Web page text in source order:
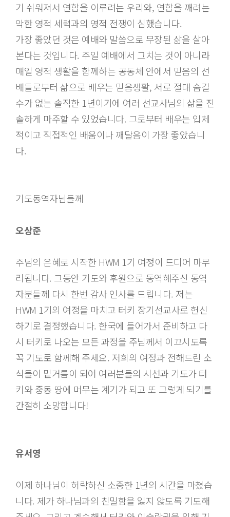
기 쉬워져서 연합을 이루려는 우리와, 연합을 깨려는
악한 영적 세력과의 영적 전쟁이 심했습니다.
가장 좋았던 것은 예배와 말씀으로 무장된 삶을 살아
본다는 것입니다. 주일 예배에서 그치는 것이 아니라
매일 영적 생활을 함께하는 공동체 안에서 믿음의 선
배들로부터 삶으로 배우는 믿음생활, 서로 절대 숨길
수가 없는 솔직한 1년이기에 여러 선교사님의 삶을 진
솔하게 마주할 수 있었습니다. 그로부터 배우는 입체
적이고 직접적인 배움이나 깨달음이 가장 좋았습니
다.
기도동역자님들께
오상준
주님의 은혜로 시작한 HWM 1기 여정이 드디어 마무
리됩니다. 그동안 기도와 후원으로 동역해주신 동역
자분들께 다시 한번 감사 인사를 드립니다. 저는
HWM 1기의 여정을 마치고 터키 장기선교사로 헌신
하기로 결정했습니다. 한국에 들어가서 준비하고 다
시 터키로 나오는 모든 과정을 주님께서 이끄시도록
꼭 기도로 함께해 주세요. 저희의 여정과 전해드린 소
식들이 밑거름이 되어 여러분들의 시선과 기도가 터
키와 중동 땅에 머무는 계기가 되고 또 그렇게 되기를
간절히 소망합니다!
유서영
이제 하나님이 허락하신 소중한 1년의 시간을 마쳤습
니다. 제가 하나님과의 친밀함을 잃지 않도록 기도해